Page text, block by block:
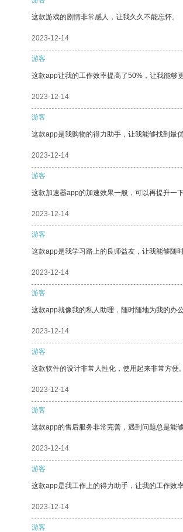
这款游戏的剧情非常感人，让我久久不能忘怀。
2023-12-14
游客
这款app让我的工作效率提高了50%，让我能够
2023-12-14
游客
这款app是我购物的得力助手，让我能够找到最
2023-12-14
游客
这款加速器app的加速效果一般，可以再提升一
2023-12-14
游客
这款app是我学习路上的良师益友，让我能够随
2023-12-14
游客
这款app就像我的私人助理，随时随地为我的办
2023-12-14
游客
这款软件的设计非常人性化，使用起来非常方便。
2023-12-14
游客
这款app的售后服务非常完善，遇到问题总是能
2023-12-14
游客
这款app是我工作上的得力助手，让我的工作效
2023-12-14
游客